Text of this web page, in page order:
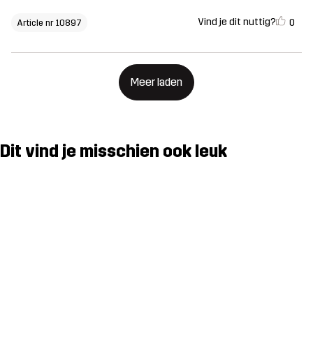
Article nr 10897 Vind je dit nuttig? 0
Meer laden
Dit vind je misschien ook leuk